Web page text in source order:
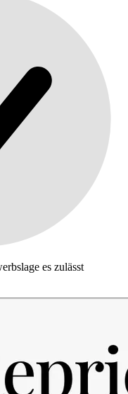
es zulässt